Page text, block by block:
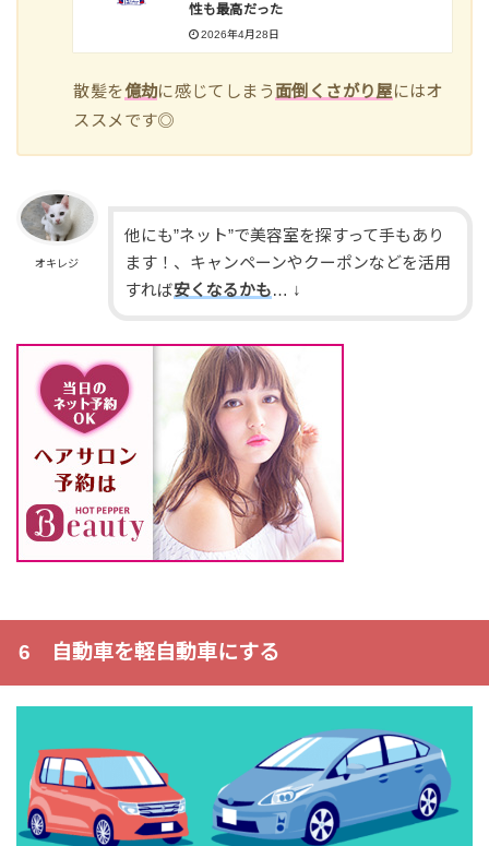
性も最高だった
2026年4月28日
散髪を億劫に感じてしまう 面倒くさがり屋にはオ
ススメです◎
オキレジ
他にも”ネット”で美容室を探すって手もあり
ます！、キャンペーンやクーポンなどを活用
すれば安くなるかも… ↓
6 自動車を軽自動車にする